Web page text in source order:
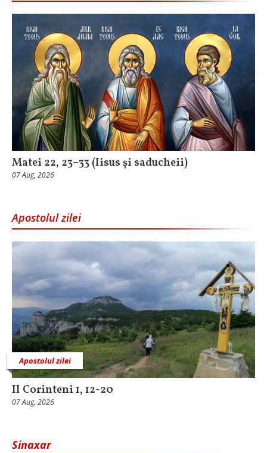
Matei 22, 23–33 (Iisus și saducheii)
07 Aug, 2026
Apostolul zilei
Apostolul zilei
II Corinteni 1, 12-20
07 Aug, 2026
Sinaxar